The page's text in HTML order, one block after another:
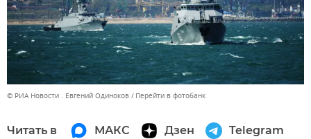
© РИА Новости . Евгений Одиноков Перейти в фотобанк
Читать в МАКС Дзен Telegram